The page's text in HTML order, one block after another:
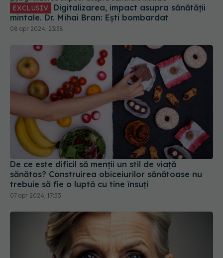
08 apr 2024, 23:38
De ce este dificil să menții un stil de viață
sănătos? Construirea obiceiurilor sănătoase nu
trebuie să fie o luptă cu tine însuți
07 apr 2024, 17:53